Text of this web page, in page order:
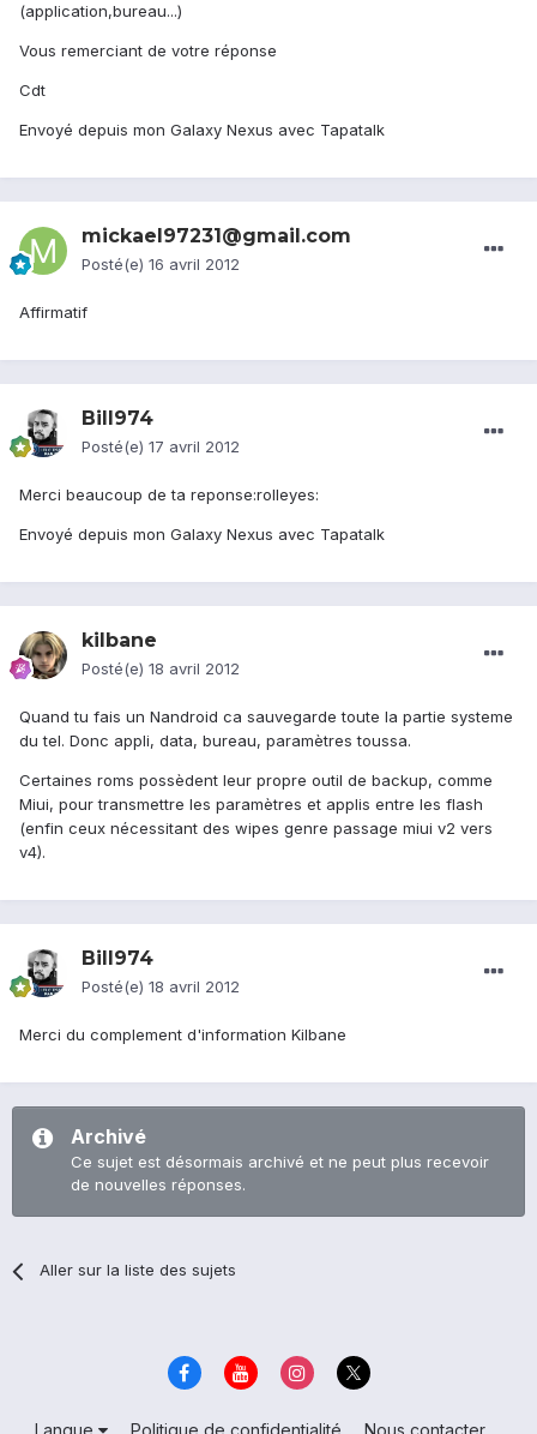
(application,bureau...)
Vous remerciant de votre réponse
Cdt
Envoyé depuis mon Galaxy Nexus avec Tapatalk
mickael97231@gmail.com
Posté(e) 16 avril 2012
Affirmatif
Bill974
Posté(e) 17 avril 2012
Merci beaucoup de ta reponse:rolleyes:
Envoyé depuis mon Galaxy Nexus avec Tapatalk
kilbane
Posté(e) 18 avril 2012
Quand tu fais un Nandroid ca sauvegarde toute la partie systeme
du tel. Donc appli, data, bureau, paramètres toussa.
Certaines roms possèdent leur propre outil de backup, comme
Miui, pour transmettre les paramètres et applis entre les flash
(enfin ceux nécessitant des wipes genre passage miui v2 vers
v4).
Bill974
Posté(e) 18 avril 2012
Merci du complement d'information Kilbane
Archivé
Ce sujet est désormais archivé et ne peut plus recevoir
de nouvelles réponses.
Aller sur la liste des sujets
Langue Politique de confidentialité Nous contacter